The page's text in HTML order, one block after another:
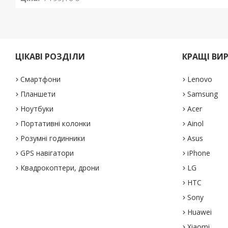
ЦІКАВІ РОЗДІЛИ
Смартфони
Планшети
Ноутбуки
Портативні колонки
Розумні годинники
GPS навігатори
Квадрокоптери, дрони
КРАЩІ
Lenovo
Samsung
Acer
Ainol
Asus
iPhone
LG
HTC
Sony
Huawei